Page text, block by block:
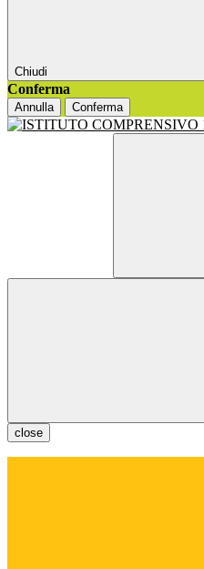
Chiudi
Conferma
Annulla Conferma
close